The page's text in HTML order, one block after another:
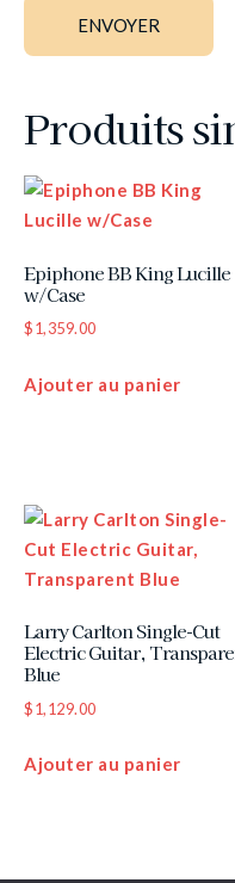
Produits
Epiphone BB King Lucille
w/Case
$1,359.00
Ajouter au panier
Larry Carlton Single-Cut
Electric Guitar,
Blue
$1,129.00
Ajouter au panier